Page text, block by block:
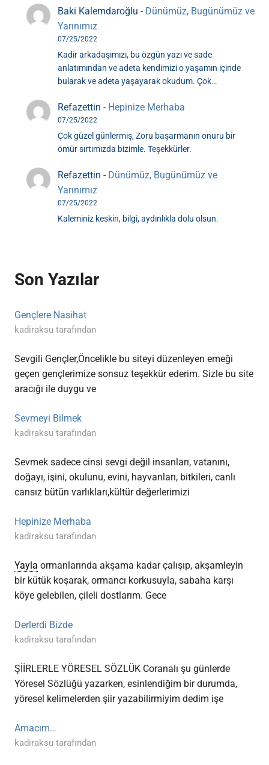
Baki Kalemdaroğlu - Dünümüz, Bugünümüz ve
Yarınımız
07/25/2022
Kadir arkadaşımızı, bu özgün yazı ve sade
anlatımından ve adeta kendimizi o yaşamın içinde
bularak ve adeta yaşayarak okudum. Çok…
Refazettin - Hepinize Merhaba
07/25/2022
Çok güzel günlermiş, Zoru başarmanın onuru bir
ömür sırtımızda bizimle. Teşekkürler.
Refazettin - Dünümüz, Bugünümüz ve
Yarınımız
07/25/2022
Kaleminiz keskin, bilgi, aydınlıkla dolu olsun.
Son Yazılar
Gençlere Nasihat
kadiraksu tarafından
Sevgili Gençler,Öncelikle bu siteyi düzenleyen emeği
geçen gençlerimize sonsuz teşekkür ederim. Sizle bu site
aracığı ile duygu ve
Sevmeyi Bilmek
kadiraksu tarafından
Sevmek sadece cinsi sevgi değil insanları, vatanını,
doğayı, işini, okulunu, evini, hayvanları, bitkileri, canlı
cansız bütün varlıkları,kültür değerlerimizi
Hepinize Merhaba
kadiraksu tarafından
Yayla ormanlarında akşama kadar çalışıp, akşamleyin
bir kütük koşarak, ormancı korkusuyla, sabaha karşı
köye gelebilen, çileli dostlarım. Gece
Derlerdi Bizde
kadiraksu tarafından
ŞİİRLERLE YÖRESEL SÖZLÜK Coranalı şu günlerde
Yöresel Sözlüğü yazarken, esinlendiğim bir durumda,
yöresel kelimelerden şiir yazabilirmiyim dedim işe
Amacım…
kadiraksu tarafından